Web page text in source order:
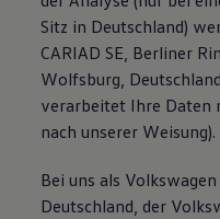
Sitz in Deutschland)
CARIAD SE, Berliner
Wolfsburg,
verarbeitet Ihre Daten
nach unserer Weisung).
Bei uns als
Deutschland, der